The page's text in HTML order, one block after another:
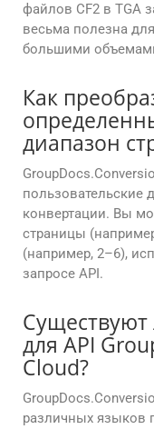
файлов CF2 в TGA
весьма полезна
большими
Как
диапазон
пользовательские
конвертации. Вы
страницы
(например, 2–6),
запросе API.
Существуют
для API
Cloud?
различных языков